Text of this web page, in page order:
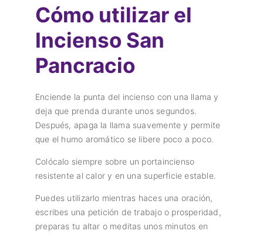
Cómo utilizar el
Incienso San
Pancracio
Enciende la punta del incienso con una llama y
deja que prenda durante unos segundos.
Después, apaga la llama suavemente y permite
que el humo aromático se libere poco a poco.
Colócalo siempre sobre un portaincienso
resistente al calor y en una superficie estable.
Puedes utilizarlo mientras haces una oración,
escribes una petición de trabajo o prosperidad,
preparas tu altar o meditas unos minutos en